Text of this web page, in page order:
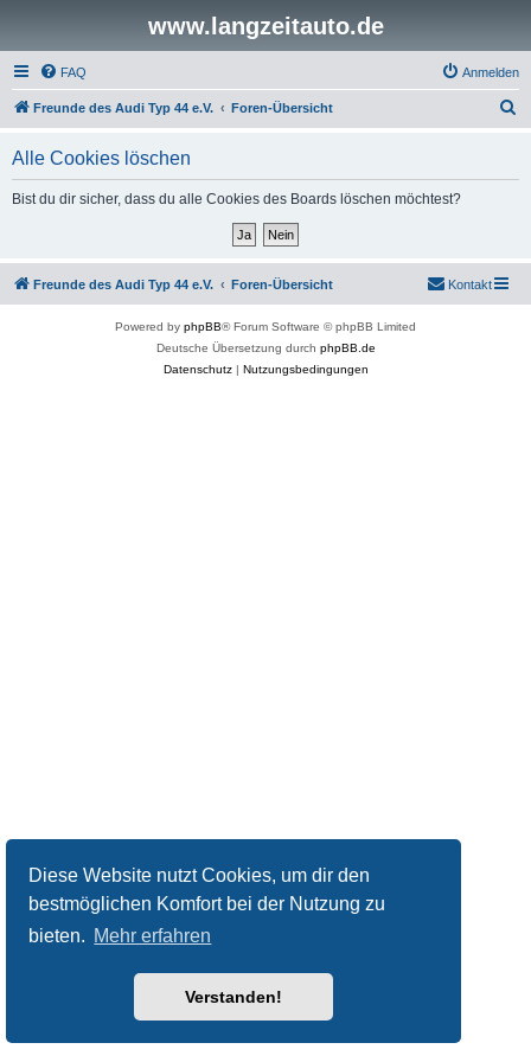
Diese Website nutzt Cookies, um dir den
bestmöglichen Komfort bei der Nutzung zu
bieten. Mehr erfahren
Verstanden!
www.langzeitauto.de
FAQ Anmelden
Freunde des Audi Typ 44 e.V. Foren-Übersicht
Alle Cookies löschen
Bist du dir sicher, dass du alle Cookies des Boards löschen möchtest?
Freunde des Audi Typ 44 e.V. Foren-Übersicht Kontakt
Powered by phpBB® Forum Software © phpBB Limited
Deutsche Übersetzung durch phpBB.de
Datenschutz| Nutzungsbedingungen